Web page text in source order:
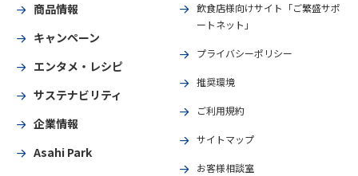
商品情報
キャンペーン
エンタメ・レシピ
サステナビリティ
企業情報
Asahi Park
飲食店様向けサイト「ご繁盛サポ
ートネット」
プライバシーポリシー
推奨環境
ご利用規約
サイトマップ
お客様相談室